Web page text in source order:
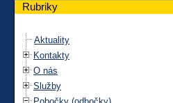
Rubriky
Aktuality
Kontakty
O nás
Služby